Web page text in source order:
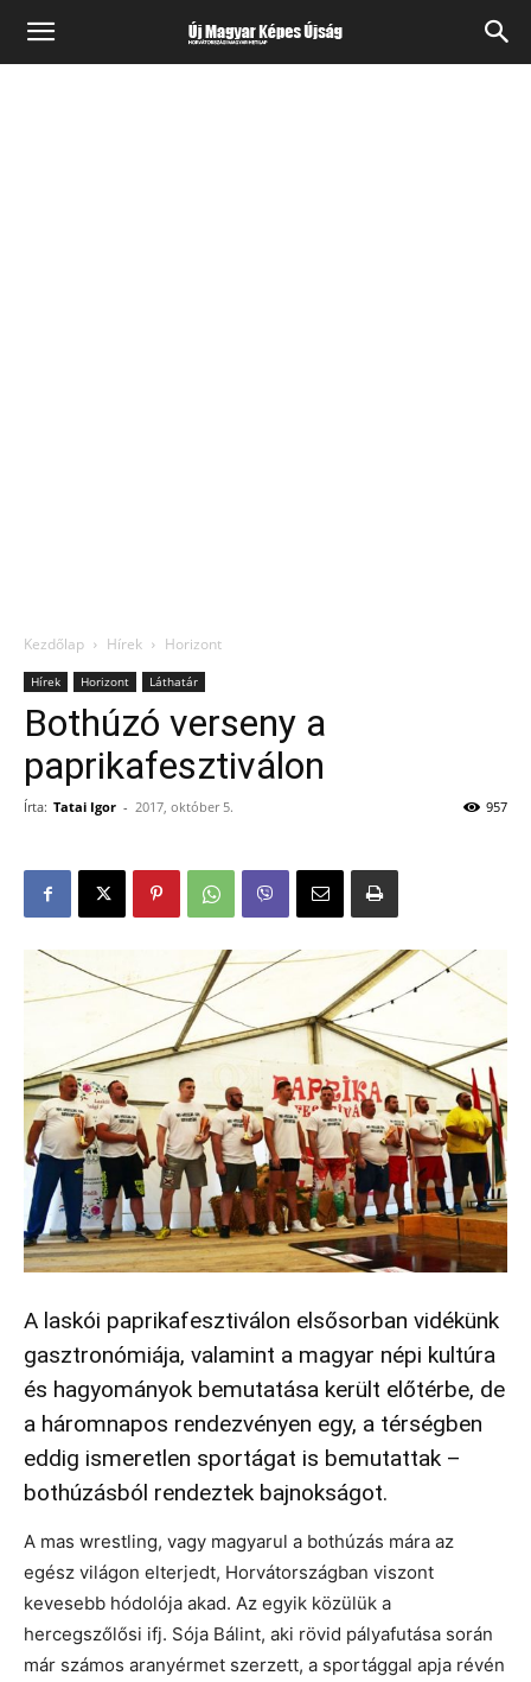
Kezdőlap Hírek Horizont
Hírek Horizont Láthatár
Bothúzó verseny a
paprikafesztiválon
Írta: Tatai Igor - 2017, október 5. 957
A laskói paprikafesztiválon elsősorban vidékünk
gasztronómiája, valamint a magyar népi kultúra
és hagyományok bemutatása került előtérbe, de
a háromnapos rendezvényen egy, a térségben
eddig ismeretlen sportágat is bemutattak –
bothúzásból rendeztek bajnokságot.
A mas wrestling, vagy magyarul a bothúzás mára az
egész világon elterjedt, Horvátországban viszont
kevesebb hódolója akad. Az egyik közülük a
hercegszőlősi ifj. Sója Bálint, aki rövid pályafutása során
már számos aranyérmet szerzett, a sportággal apja révén